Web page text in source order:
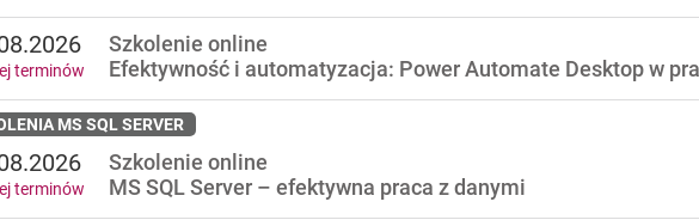
Szkolenie online
Efektywność i automatyzacja: Power Automate Desktop w
terminów
MS SQL SERVER
Szkolenie online
MS SQL Server – efektywna praca z danymi
terminów